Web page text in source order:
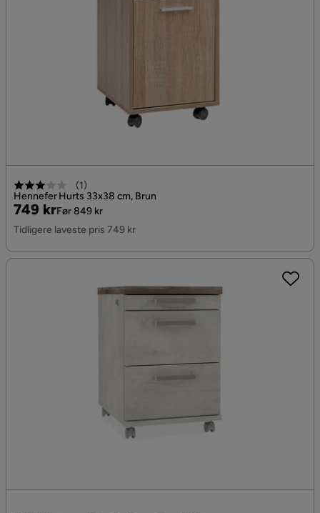
(1)
Hennefer Hurts 33x38 cm, Brun
Pris
749 kr
Original
Pris
Før 849 kr
Tidligere laveste pris 749 kr